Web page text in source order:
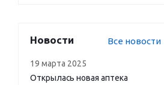
Новости Все новости
19 марта 2025
Открылась новая аптека